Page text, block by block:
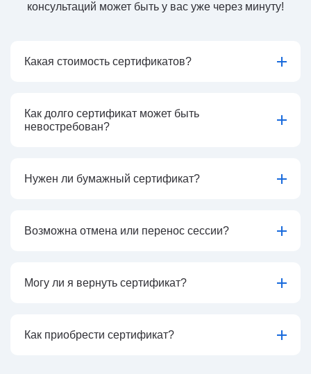
консультаций может быть у вас уже через минуту!
Какая стоимость сертификатов?
Как долго сертификат может быть
невостребован?
Нужен ли бумажный сертификат?
Возможна отмена или перенос сессии?
Могу ли я вернуть сертификат?
Как приобрести сертификат?